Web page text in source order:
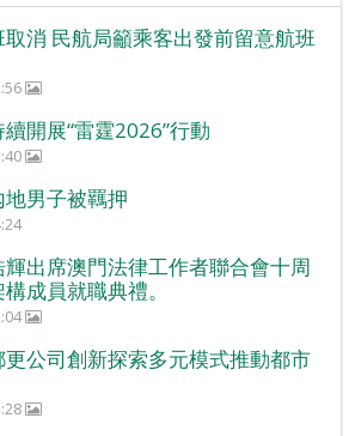
消 民航局籲乘客出發前留意航班
開展“雷霆2026”行動
男子被羈押
出席澳門法律工作者聯合會十周
成員就職典禮。
公司創新探索多元模式推動都市